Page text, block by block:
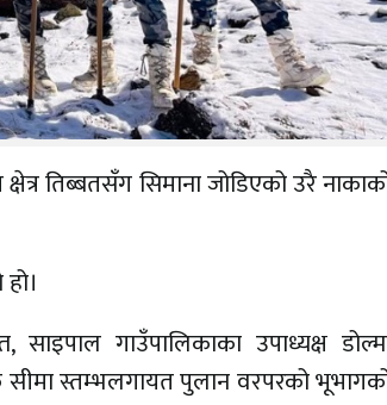
तिब्बतसँग सिमाना जोडिएको उरै
गाउँपालिकाका उपाध्यक्ष
सीमा स्तम्भलगायत पुलान वरपरको